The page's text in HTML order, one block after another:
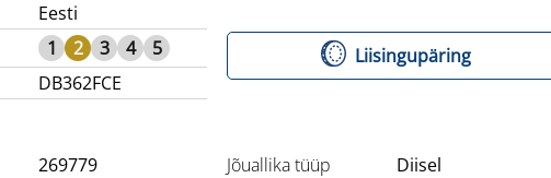
Eesti
1 2 3 4
5
DB362FCE
Liisingupäring
269779 Jõuallika tüüp
Diisel